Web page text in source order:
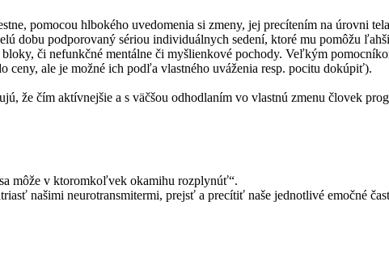
pomocou hlbokého uvedomenia si zmeny, jej precítením na úrovni
podporovaný sériou individuálnych sedení, ktoré mu pomôžu
či nefunkčné mentálne či myšlienkové pochody. Veľkým
ale je možné ich podľa vlastného uváženia resp. pocitu dokúpiť).
že čím aktívnejšie a s väčšou odhodlaním vo vlastnú zmenu človek
môže v ktoromkoľvek okamihu rozplynúť“.
našimi neurotransmitermi, prejsť a precítiť naše jednotlivé emočné